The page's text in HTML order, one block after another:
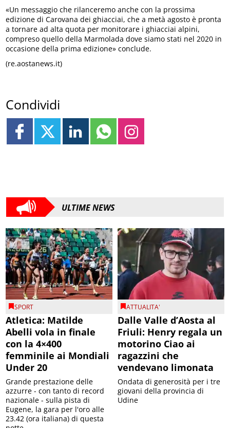
«Un messaggio che rilanceremo anche con la prossima
edizione di Carovana dei ghiacciai, che a metà agosto è pronta
a tornare ad alta quota per monitorare i ghiacciai alpini,
compreso quello della Marmolada dove siamo stati nel 2020 in
occasione della prima edizione» conclude.
(re.aostanews.it)
Condividi
ULTIME NEWS
SPORT
Atletica: Matilde
Abelli vola in finale
con la 4×400
femminile ai Mondiali
Under 20
Grande prestazione delle
azzurre - con tanto di record
nazionale - sulla pista di
Eugene, la gara per l'oro alle
23.42 (ora italiana) di questa
ATTUALITA'
Dalle Valle d’Aosta al
Friuli: Henry regala un
motorino Ciao ai
ragazzini che
vendevano limonata
Ondata di generosità per i tre
giovani della provincia di
Udine